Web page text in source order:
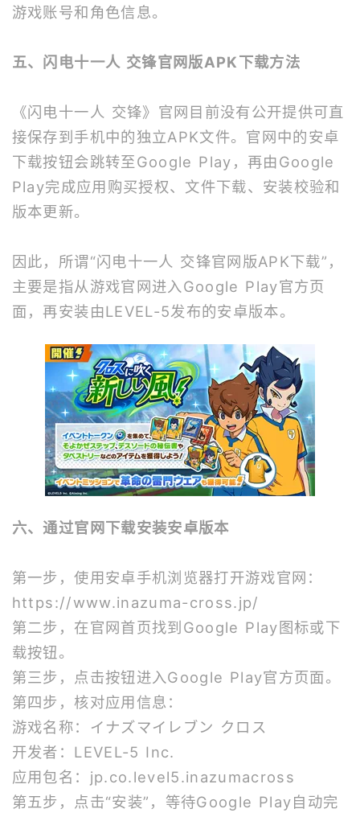
游戏账号和角色信息。
五、闪电十一人 交锋官网版APK下载方法
《闪电十一人 交锋》官网目前没有公开提供可直
接保存到手机中的独立APK文件。官网中的安卓
下载按钮会跳转至Google Play，再由Google
Play完成应用购买授权、文件下载、安装校验和
版本更新。
因此，所谓“闪电十一人 交锋官网版APK下载”，
主要是指从游戏官网进入Google Play官方页
面，再安装由LEVEL-5发布的安卓版本。
六、通过官网下载安装安卓版本
第一步，使用安卓手机浏览器打开游戏官网：
https://www.inazuma-cross.jp/
第二步，在官网首页找到Google Play图标或下
载按钮。
第三步，点击按钮进入Google Play官方页面。
第四步，核对应用信息：
游戏名称：イナズマイレブン クロス
开发者：LEVEL-5 Inc.
应用包名：jp.co.level5.inazumacross
第五步，点击“安装”，等待Google Play自动完